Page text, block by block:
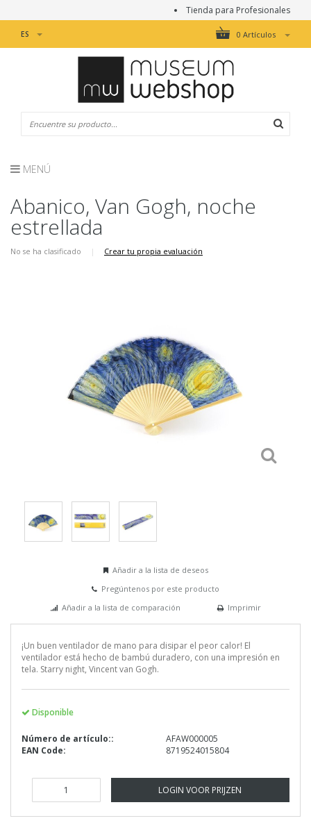
Tienda para Profesionales
0 Artículos
ES
MENÚ
Abanico, Van Gogh, noche
estrellada
No se ha clasificado | Crear tu propia evaluación
Añadir a la lista de deseos
Pregúntenos por este producto
Añadir a la lista de comparación
Imprimir
¡Un buen ventilador de mano para disipar el peor calor! El
ventilador está hecho de bambú duradero, con una impresión en
tela. Starry night, Vincent van Gogh.
Disponible
Número de artículo::
AFAW000005
EAN Code:
8719524015804
LOGIN VOOR PRIJZEN